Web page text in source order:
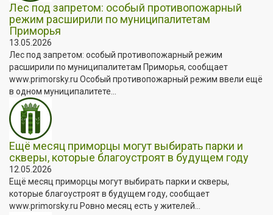
Лес под запретом: особый противопожарный
режим расширили по муниципалитетам
Приморья
13.05.2026
Лес под запретом: особый противопожарный режим
расширили по муниципалитетам Приморья, сообщает
www.primorsky.ru Особый противопожарный режим ввели ещё
в одном муниципалитете...
Ещё месяц приморцы могут выбирать парки и
скверы, которые благоустроят в будущем году
12.05.2026
Ещё месяц приморцы могут выбирать парки и скверы,
которые благоустроят в будущем году, сообщает
www.primorsky.ru Ровно месяц есть у жителей...